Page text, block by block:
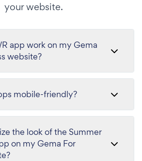
your website.
app work on my Gema
website?
mobile-friendly?
the look of the Summer
on my Gema For